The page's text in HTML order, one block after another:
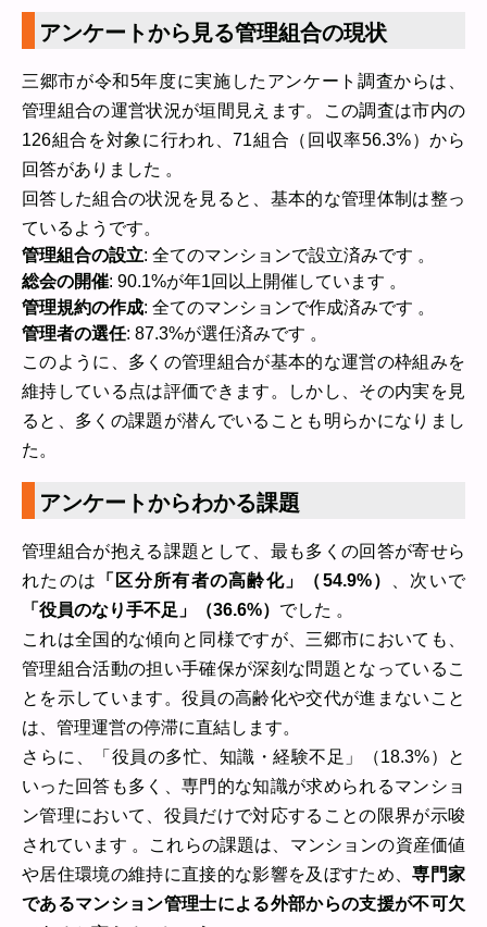
アンケートから見る管理組合の現状
三郷市が令和5年度に実施したアンケート調査からは、
管理組合の運営状況が垣間見えます。この調査は市内の
126組合を対象に行われ、71組合（回収率56.3%）から
回答がありました 。
回答した組合の状況を見ると、基本的な管理体制は整っ
ているようです。
管理組合の設立: 全てのマンションで設立済みです 。
総会の開催: 90.1%が年1回以上開催しています 。
管理規約の作成: 全てのマンションで作成済みです 。
管理者の選任: 87.3%が選任済みです 。
このように、多くの管理組合が基本的な運営の枠組みを
維持している点は評価できます。しかし、その内実を見
ると、多くの課題が潜んでいることも明らかになりまし
た。
アンケートからわかる課題
管理組合が抱える課題として、最も多くの回答が寄せら
れたのは
「区分所有者の高齢化」（54.9%）
、次いで
「役員のなり手不足」（36.6%） でした 。
これは全国的な傾向と同様ですが、三郷市においても、
管理組合活動の担い手確保が深刻な問題となっているこ
とを示しています。役員の高齢化や交代が進まないこと
は、管理運営の停滞に直結します。
さらに、「役員の多忙、知識・経験不足」（18.3%）と
いった回答も多く、専門的な知識が求められるマンショ
ン管理において、役員だけで対応することの限界が示唆
されています 。これらの課題は、マンションの資産価値
や居住環境の維持に直接的な影響を及ぼすため、専門家
であるマンション管理士による外部からの支援が不可欠